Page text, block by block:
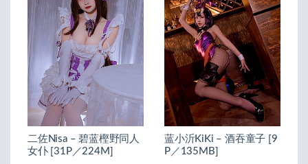
二佐Nisa – 碧蓝樫野同人
女仆 [31P／224M]
蓝小沂KiKi – 酒吞童子 [9
P／135MB]